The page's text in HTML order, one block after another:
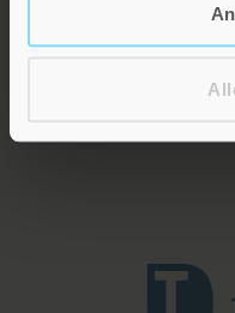
Religionspädagogik sowie
interdisziplinären Fragen.